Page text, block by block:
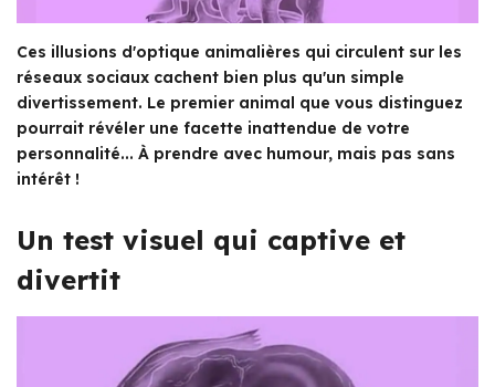
Ces illusions d'optique animalières qui circulent sur les
réseaux sociaux cachent bien plus qu'un simple
divertissement. Le premier animal que vous distinguez
pourrait révéler une facette inattendue de votre
personnalité... À prendre avec humour, mais pas sans
intérêt !
Un test visuel qui captive et
divertit